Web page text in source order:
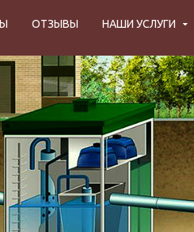
ОТЗЫВЫ НАШИ УСЛУГИ